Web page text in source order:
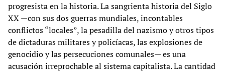
progresista en la historia. La sangrienta historia del Siglo
XX —con sus dos guerras mundiales, incontables
conflictos “locales”, la pesadilla del nazismo y otros tipos
de dictaduras militares y policíacas, las explosiones de
genocidio y las persecuciones comunales— es una
acusación irreprochable al sistema capitalista. La cantidad